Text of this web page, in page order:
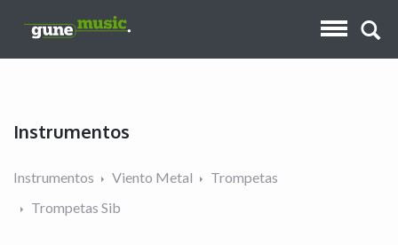
Instrumentos
Instrumentos Viento Metal
Trompetas
Trompetas Sib